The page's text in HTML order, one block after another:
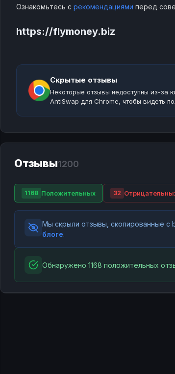
Ознакомьтесь с рекомендациями перед
https://flymoney.biz
Скрытые отзывы
Некоторые отзывы недоступны из-за
AntiSwap для Chrome, чтобы видеть
Отзывы1200
1168 Положительных 32
Мы скрыли отзывы, скопированные с
блоге.
Обнаружено 1168 положительных